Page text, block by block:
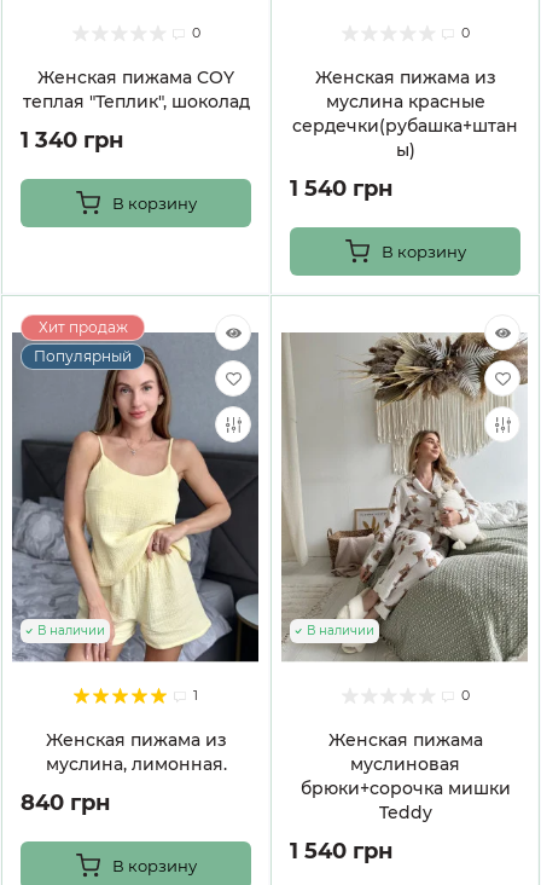
0
Женская пижама COY
теплая "Теплик", шоколад
1 340 грн
В корзину
0
Женская пижама из
муслина красные
сердечки(рубашка+штан
ы)
1 540 грн
В корзину
Хит продаж
Популярный
1
Женская пижама из
муслина, лимонная.
В наличии
840 грн
В корзину
0
Женская пижама
муслиновая
брюки+сорочка мишки
Teddy
В наличии
1 540 грн